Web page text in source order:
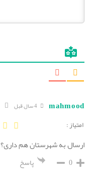
mahmood
امتیاز :
ارسال به شهرستان هم داری؟
0
پاسخ